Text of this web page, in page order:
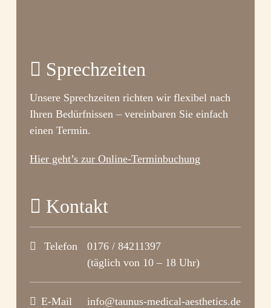
Sprechzeiten
Unsere Sprechzeiten richten wir flexibel nach
Ihren Bedürfnissen – vereinbaren Sie einfach
einen Termin.
Hier geht’s zur Online-Terminbuchung
Kontakt
Telefon
0176 / 84211397
(täglich von 10 – 18 Uhr)
E-Mail info@taunus-medical-aesthetics.de